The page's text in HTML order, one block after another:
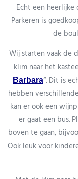
Echt een
Parkeren is
de
Wij starten vaak de
klim naar het
Barbara“. Dit is
hebben
kan er ook een
er gaat een bus.
boven te gaan,
Ook leuk voor